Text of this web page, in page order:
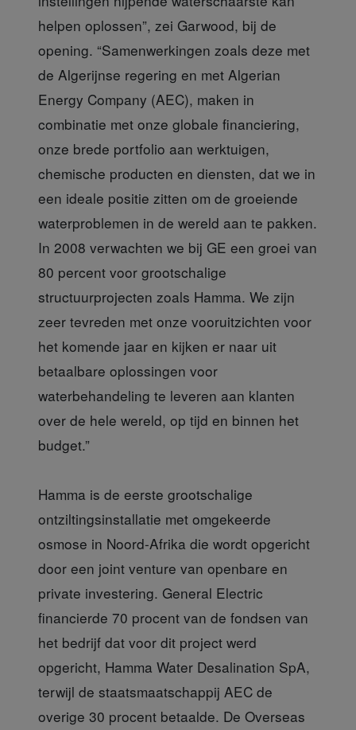
helpen oplossen”, zei Garwood, bij de
opening. “Samenwerkingen zoals deze met
de Algerijnse regering en met Algerian
Energy Company (AEC), maken in
combinatie met onze globale financiering,
onze brede portfolio aan werktuigen,
chemische producten en diensten, dat we in
een ideale positie zitten om de groeiende
waterproblemen in de wereld aan te pakken.
In 2008 verwachten we bij GE een groei van
80 percent voor grootschalige
structuurprojecten zoals Hamma. We zijn
zeer tevreden met onze vooruitzichten voor
het komende jaar en kijken er naar uit
betaalbare oplossingen voor
waterbehandeling te leveren aan klanten
over de hele wereld, op tijd en binnen het
budget.”
Hamma is de eerste grootschalige
ontziltingsinstallatie met omgekeerde
osmose in Noord-Afrika die wordt opgericht
door een joint venture van openbare en
private investering. General Electric
financierde 70 procent van de fondsen van
het bedrijf dat voor dit project werd
opgericht, Hamma Water Desalination SpA,
terwijl de staatsmaatschappij AEC de
overige 30 procent betaalde. De Overseas